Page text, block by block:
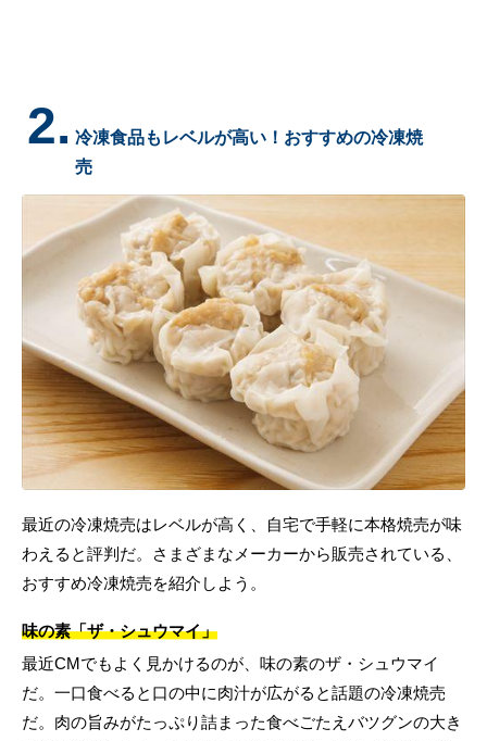
2. 冷凍食品もレベルが高い！おすすめの冷凍焼
売
最近の冷凍焼売はレベルが高く、自宅で手軽に本格焼売が味
わえると評判だ。さまざまなメーカーから販売されている、
おすすめ冷凍焼売を紹介しよう。
味の素「ザ・シュウマイ」
最近CMでもよく見かけるのが、味の素のザ・シュウマイ
だ。一口食べると口の中に肉汁が広がると話題の冷凍焼売
だ。肉の旨みがたっぷり詰まった食べごたえバツグンの大き